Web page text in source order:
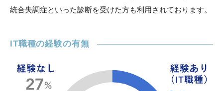
統合失調症といった診断を受けた方も利用されております。
IT職種の経験の有無